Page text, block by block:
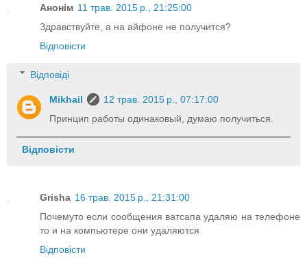
Анонім 11 трав. 2015 р., 21:25:00
Здравствуйте, а на айфоне не получится?
Відповісти
Відповіді
Mikhail
12 трав. 2015 р., 07:17:00
Принцип работы одинаковый, думаю получиться.
Відповісти
Grisha 16 трав. 2015 р., 21:31:00
Почемуто если сообщения ватсапа удаляю на телефоне
то и на компьютере они удаляются
Відповісти